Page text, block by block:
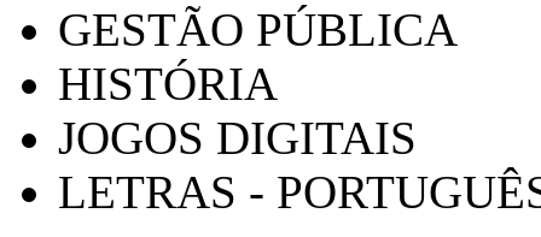
GESTÃO PÚBLICA
HISTÓRIA
JOGOS DIGITAIS
LETRAS -